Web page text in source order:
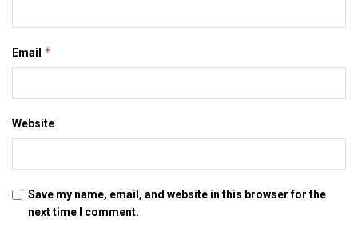
Email *
Website
Save my name, email, and website in this browser for the
next time I comment.